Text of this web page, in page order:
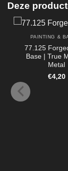
Deze
PAINTING &
77.125
Base | True
Metal
€4,20